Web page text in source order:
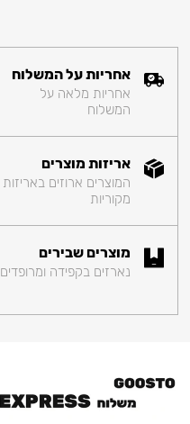
אחריות על המשלוח
אחריות מלאה על
המשלוח
אריזות מוצרים
המוצרים ארוזים באריזות
מקוריות
מוצרים שבירים
נארזים בקפידה ומרופדים